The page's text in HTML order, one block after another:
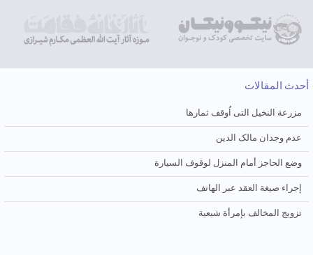
أحدث المقالات
مزرعة النخیل التی اُوقف ثمارها
عدم وجدان مالک الدین
وضع الحاجز أمام المنزل لوقوف السیارة
إجراء صیغة العقد عبر الهاتف
تزویج المخالف بإمرأة شیعیة